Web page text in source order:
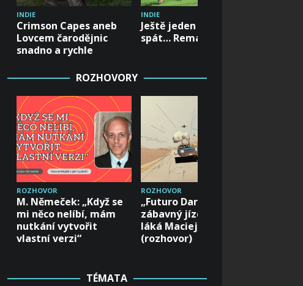
INDIE
Crimson Capes aneb
Lovcem čarodějnic
snadno a rychle
INDIE
Ještě jeden zápas a jdu
spát… Rematch
ROZHOVORY
ROZHOVOR
M. Němeček: „Když se
mi něco nelíbí, mám
nutkání vytvořit
vlastní verzi“
ROZHOVOR
„Futuro Darko nabídne
zábavný jízdní model,“
láká Maciej Laskowski
(rozhovor)
TÉMATA